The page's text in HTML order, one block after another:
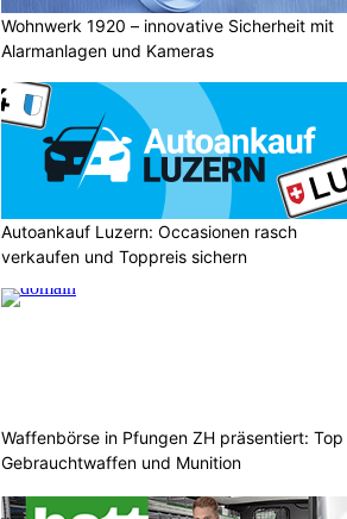
Wohnwerk 1920 – innovative Sicherheit mit
Alarmanlagen und Kameras
Autoankauf Luzern: Occasionen rasch
verkaufen und Toppreis sichern
Waffenbörse in Pfungen ZH präsentiert: Top
Gebrauchtwaffen und Munition